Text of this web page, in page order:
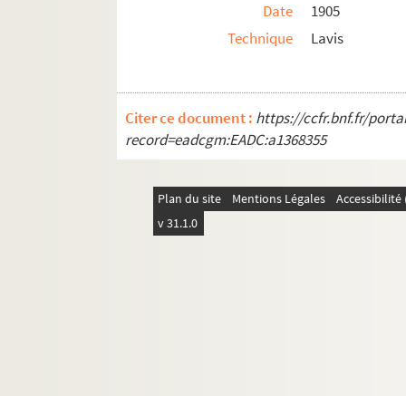
Est. T. Degl. 136. A Vernon [la Seine et le
Est. T. Degl. 139. Rue du Portail latéral de
Est. T. Degl. 140. [Feuille de croquis :
Est. T. Degl. 141-2. [Début de croquis,
Est. T. Degl. 142. [Rue de l'Eure à Harfleur
Date
1905
Technique
Lavis
Citer ce document : https://ccfr.bnf.fr/
record=eadcgm:EADC:a1368355
Plan du site Mentions Légales
v 31.1.0